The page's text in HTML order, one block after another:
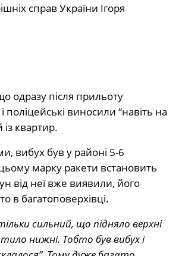
справ України Ігоря
одразу після прильоту
поліцейські виносили “навіть на
квартир.
вибух був у районі 5-6
марку ракети встановить
від неї вже виявили, його
в багатоповерхівці.
сильний, що підняло верхні
нижні. Тобто був вибух і